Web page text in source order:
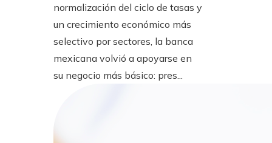
normalización del ciclo de tasas y
un crecimiento económico más
selectivo por sectores, la banca
mexicana volvió a apoyarse en
su negocio más básico: pres...